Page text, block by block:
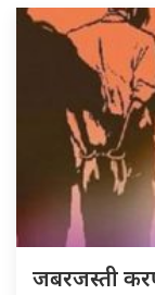
जबरजस्ती